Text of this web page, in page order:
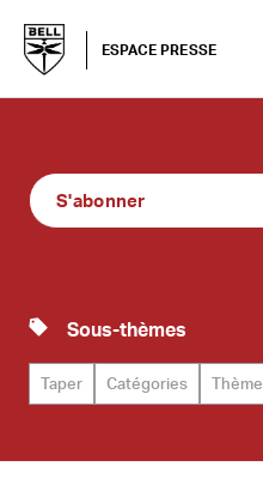
ESPACE PRESSE
Sous-thèmes
Taper Catégories Thème
S'abonner